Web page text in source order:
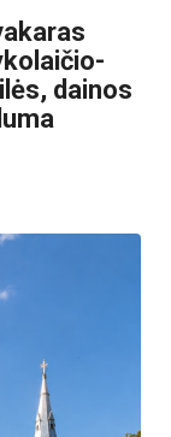
dainos